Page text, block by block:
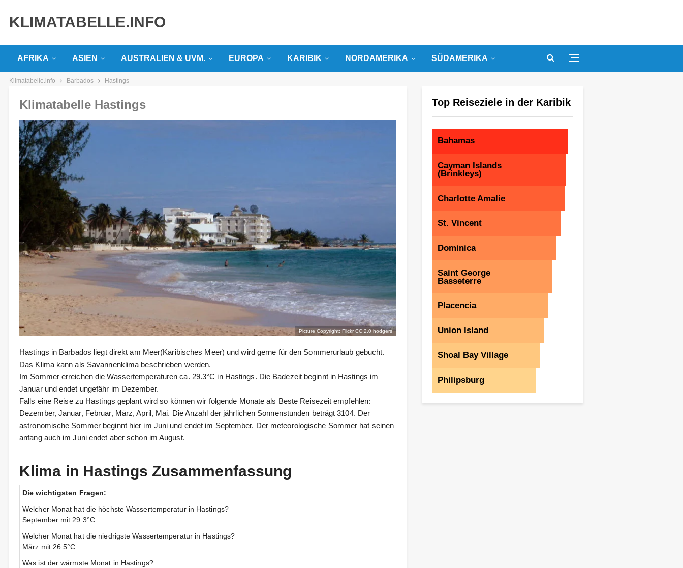
KLIMATABELLE.INFO
AFRIKA ASIEN AUSTRALIEN & UVM. EUROPA KARIBIK NORDAMERIKA SÜDAMERIKA
Klimatabelle.info Barbados Hastings
Klimatabelle Hastings
Picture Copyright: Flickr CC 2.0 hodgers
Hastings in Barbados liegt direkt am Meer(Karibisches Meer) und wird gerne für den Sommerurlaub gebucht.
Das Klima kann als Savannenklima beschrieben werden.
Im Sommer erreichen die Wassertemperaturen ca. 29.3°C in Hastings. Die Badezeit beginnt in Hastings im
Januar und endet ungefähr im Dezember.
Falls eine Reise zu Hastings geplant wird so können wir folgende Monate als Beste Reisezeit empfehlen:
Dezember, Januar, Februar, März, April, Mai. Die Anzahl der jährlichen Sonnenstunden beträgt 3104. Der
astronomische Sommer beginnt hier im Juni und endet im September. Der meteorologische Sommer hat seinen
anfang auch im Juni endet aber schon im August.
Klima in Hastings Zusammenfassung
Die wichtigsten Fragen:
Welcher Monat hat die höchste Wassertemperatur in Hastings?
September mit 29.3°C
Welcher Monat hat die niedrigste Wassertemperatur in Hastings?
März mit 26.5°C
Was ist der wärmste Monat in Hastings?:
Top Reiseziele in der Karibik
Bahamas
Cayman Islands
(Brinkleys)
Charlotte Amalie
St. Vincent
Dominica
Saint George
Basseterre
Placencia
Union Island
Shoal Bay Village
Philipsburg